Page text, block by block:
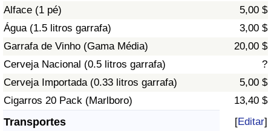
Alface (1 pé)
5,00 $
Água (1.5 litros garrafa)
3,00 $
Garrafa de Vinho (Gama Média)
20,00 $
Cerveja Nacional (0.5 litros garrafa)
?
Cerveja Importada (0.33 litros garrafa)
5,00 $
Cigarros 20 Pack (Marlboro)
13,40 $
Transportes [Editar]
Trânsito
Indicador de Trânsito
Indicador de Trânsito (Atual)
Indicador de Trânsito por País